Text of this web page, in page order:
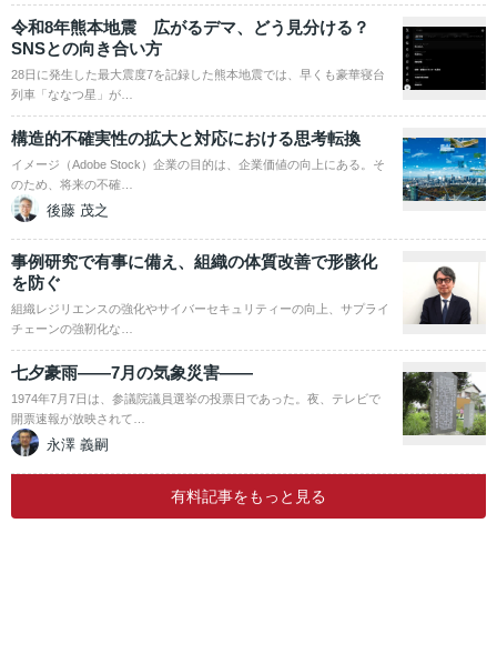
令和8年熊本地震 広がるデマ、どう見分ける？
SNSとの向き合い方
28日に発生した最大震度7を記録した熊本地震では、早くも豪華寝台
列車「ななつ星」が…
構造的不確実性の拡大と対応における思考転換
イメージ（Adobe Stock）企業の目的は、企業価値の向上にある。そ
のため、将来の不確…
後藤 茂之
事例研究で有事に備え、組織の体質改善で形骸化
を防ぐ
組織レジリエンスの強化やサイバーセキュリティーの向上、サプライ
チェーンの強靭化な…
七夕豪雨――7月の気象災害――
1974年7月7日は、参議院議員選挙の投票日であった。夜、テレビで
開票速報が放映されて…
永澤 義嗣
有料記事をもっと見る